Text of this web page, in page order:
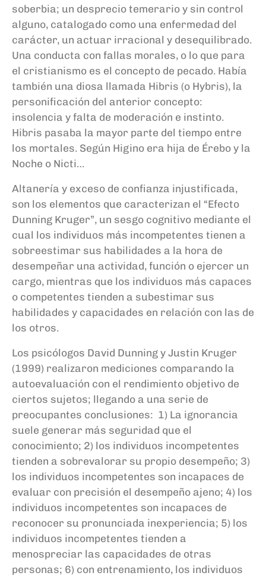
soberbia; un desprecio temerario y sin control
alguno, catalogado como una enfermedad del
carácter, un actuar irracional y desequilibrado.
Una conducta con fallas morales, o lo que para
el cristianismo es el concepto de pecado. Había
también una diosa llamada Hibris (o Hybris), la
personificación del anterior concepto:
insolencia y falta de moderación e instinto.
Hibris pasaba la mayor parte del tiempo entre
los mortales. Según Higino era hija de Érebo y la
Noche o Nicti…
Altanería y exceso de confianza injustificada,
son los elementos que caracterizan el “Efecto
Dunning Kruger”, un sesgo cognitivo mediante el
cual los individuos más incompetentes tienen a
sobreestimar sus habilidades a la hora de
desempeñar una actividad, función o ejercer un
cargo, mientras que los individuos más capaces
o competentes tienden a subestimar sus
habilidades y capacidades en relación con las de
los otros.
Los psicólogos David Dunning y Justin Kruger
(1999) realizaron mediciones comparando la
autoevaluación con el rendimiento objetivo de
ciertos sujetos; llegando a una serie de
preocupantes conclusiones: 1) La ignorancia
suele generar más seguridad que el
conocimiento; 2) los individuos incompetentes
tienden a sobrevalorar su propio desempeño; 3)
los individuos incompetentes son incapaces de
evaluar con precisión el desempeño ajeno; 4) los
individuos incompetentes son incapaces de
reconocer su pronunciada inexperiencia; 5) los
individuos incompetentes tienden a
menospreciar las capacidades de otras
personas; 6) con entrenamiento, los individuos